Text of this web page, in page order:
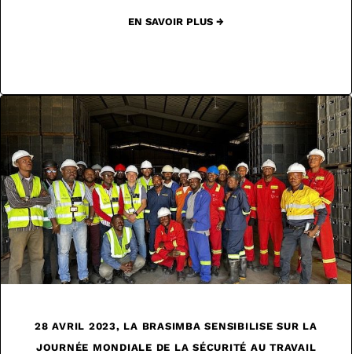
EN SAVOIR PLUS →
28 AVRIL 2023, LA BRASIMBA SENSIBILISE SUR LA
JOURNÉE MONDIALE DE LA SÉCURITÉ AU TRAVAIL